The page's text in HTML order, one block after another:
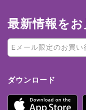
最新情報をお
ダウンロード